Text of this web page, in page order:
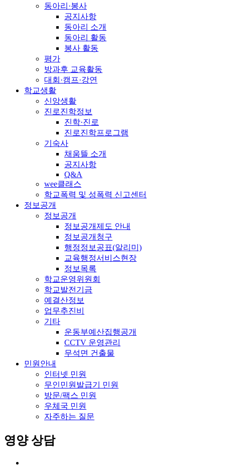
동아리·봉사
공지사항
동아리 소개
동아리 활동
봉사 활동
평가
방과후 교육활동
대회·캠프·강연
학교생활
신앙생활
진로진학정보
진학·진로
진로진학프로그램
기숙사
채움뜰 소개
공지사항
Q&A
wee클래스
학교폭력 및 성폭력 신고센터
정보공개
정보공개
정보공개제도 안내
정보공개청구
행정정보공표(알리미)
교육행정서비스현장
정보목록
학교운영위원회
학교발전기금
예결산정보
업무추진비
기타
운동부예산집행공개
CCTV 운영관리
무석면 건출물
민원안내
인터넷 민원
무인민원발급기 민원
방문/팩스 민원
우체국 민원
자주하는 질문
영양 상담